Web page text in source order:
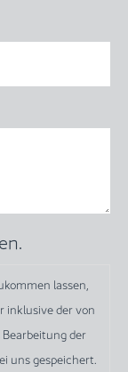
lassen,
inklusive der von
der
uns gespeichert.